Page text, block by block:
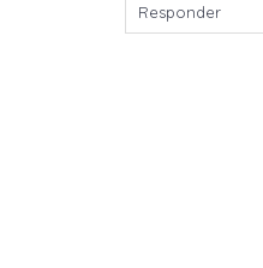
Responder